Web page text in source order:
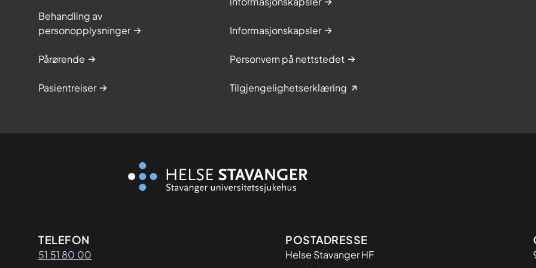
Behandling av
personopplysninger
Pårørende
Pasientreiser
Informasjonskapsler
Personvern på nettstedet
Tilgjengelighetserklæring
Kontaktinformasjon
TELEFON
51 51 80 00 Adresse
POSTADRESSE
Helse Stavanger HF